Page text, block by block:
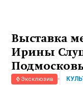
Выставка
Ирины
Эксклюзив